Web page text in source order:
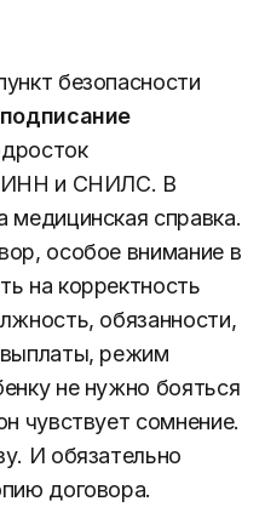
безопасности
подписание
ИНН и СНИЛС. В
медицинская справка.
особое внимание в
на корректность
обязанности,
режим
не нужно бояться
чувствует сомнение.
И обязательно
договора.